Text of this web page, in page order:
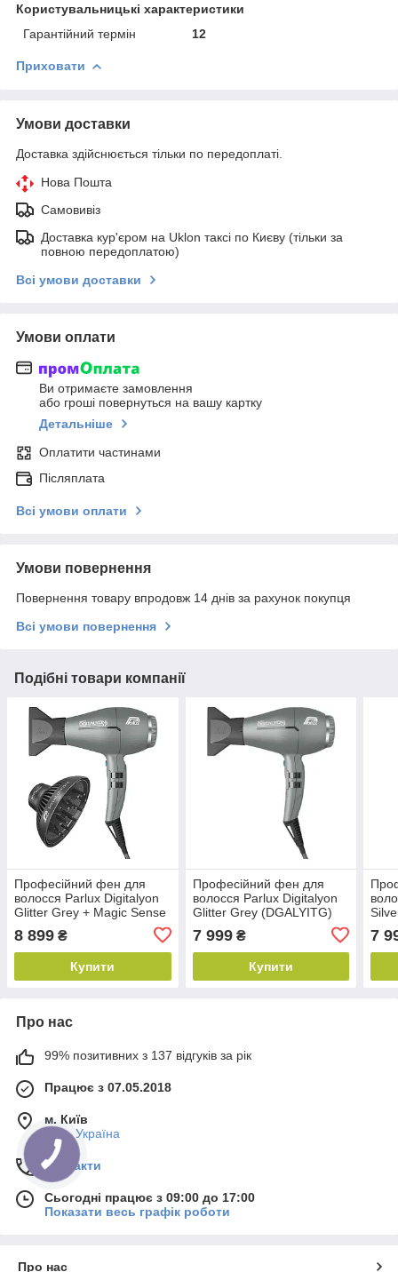
Користувальницькі характеристики
Гарантійний термін
12
Приховати
Умови доставки
Доставка здійснюється тільки по передоплаті.
Нова Пошта
Самовивіз
Доставка кур'єром на Uklon таксі по Києву (тільки за
повною передоплатою)
Всі умови доставки
Умови оплати
Ви отримаєте замовлення
або гроші повернуться на вашу картку
Детальніше
Оплатити частинами
Післяплата
Всі умови оплати
Умови повернення
Повернення товару впродовж 14 днів за рахунок покупця
Всі умови повернення
Подібні товари компанії
Професійний фен для
волосся Parlux Digitalyon
Glitter Grey + Magic Sense
8 899 ₴
Купити
Професійний фен для
волосся Parlux Digitalyon
Glitter Grey (DGALYITG)
7 999₴
Купити
7
Про нас
99% позитивних з 137 відгуків за рік
Працює з 07.05.2018
м. Київ
Київ, Україна
Контакти
Сьогодні працює з 09:00 до 17:00
Показати весь графік роботи
Про нас